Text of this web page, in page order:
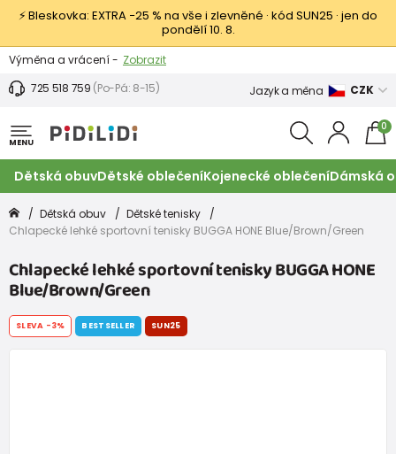
⚡ Bleskovka: EXTRA −25 % na vše i zlevněné · kód SUN25 · jen do
pondělí 10. 8.
Výměna a vrácení - Zobrazit
Sleva 100 Kč na první nákup -
725 518 759 (Po-Pá: 8-15) Jazyk a měna CZK
MENU
0
Dětská obuvDětské oblečeníKojenecké oblečeníDámská
Dětská obuv
Dětské tenisky
Chlapecké lehké sportovní tenisky BUGGA HONE Blue/Brown/Green
Chlapecké lehké sportovní tenisky BUGGA HONE
Blue/Brown/Green
SLEVA -3% BESTSELLER SUN25